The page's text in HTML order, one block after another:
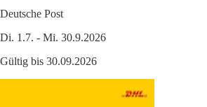
Deutsche Post
Di. 1.7. - Mi. 30.9.2026
Gültig bis 30.09.2026